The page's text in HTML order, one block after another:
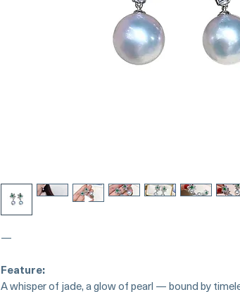
—
Feature:
A whisper of jade, a glow of pearl — bound by